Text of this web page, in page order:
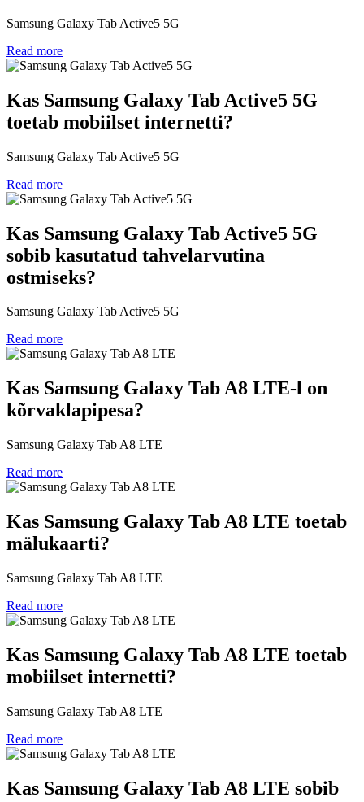
Samsung Galaxy Tab Active5 5G
Read more
Kas Samsung Galaxy Tab Active5 5G
toetab mobiilset internetti?
Samsung Galaxy Tab Active5 5G
Read more
Kas Samsung Galaxy Tab Active5 5G
sobib kasutatud tahvelarvutina
ostmiseks?
Samsung Galaxy Tab Active5 5G
Read more
Kas Samsung Galaxy Tab A8 LTE-l on
kõrvaklapipesa?
Samsung Galaxy Tab A8 LTE
Read more
Kas Samsung Galaxy Tab A8 LTE toetab
mälukaarti?
Samsung Galaxy Tab A8 LTE
Read more
Kas Samsung Galaxy Tab A8 LTE toetab
mobiilset internetti?
Samsung Galaxy Tab A8 LTE
Read more
Kas Samsung Galaxy Tab A8 LTE sobib